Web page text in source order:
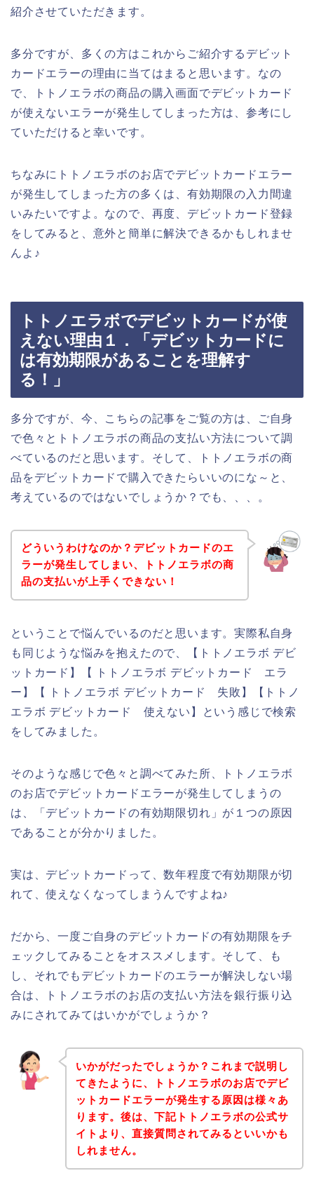
紹介させていただきます。
多分ですが、多くの方はこれからご紹介するデビット
カードエラーの理由に当てはまると思います。なの
で、トトノエラボの商品の購入画面でデビットカード
が使えないエラーが発生してしまった方は、参考にし
ていただけると幸いです。
ちなみにトトノエラボのお店でデビットカードエラー
が発生してしまった方の多くは、有効期限の入力間違
いみたいですよ。なので、再度、デビットカード登録
をしてみると、意外と簡単に解決できるかもしれませ
んよ♪
トトノエラボでデビットカードが使
えない理由１．「デビットカードに
は有効期限があることを理解す
る！」
多分ですが、今、こちらの記事をご覧の方は、ご自身
で色々とトトノエラボの商品の支払い方法について調
べているのだと思います。そして、トトノエラボの商
品をデビットカードで購入できたらいいのにな～と、
考えているのではないでしょうか？でも、、、。
どういうわけなのか？デビットカードのエ
ラーが発生してしまい、トトノエラボの商
品の支払いが上手くできない！
ということで悩んでいるのだと思います。実際私自身
も同じような悩みを抱えたので、【トトノエラボ デビ
ットカード】【 トトノエラボ デビットカード エラ
ー】【 トトノエラボ デビットカード 失敗】【トトノ
エラボ デビットカード 使えない】という感じで検索
をしてみました。
そのような感じで色々と調べてみた所、トトノエラボ
のお店でデビットカードエラーが発生してしまうの
は、「デビットカードの有効期限切れ」が１つの原因
であることが分かりました。
実は、デビットカードって、数年程度で有効期限が切
れて、使えなくなってしまうんですよね♪
だから、一度ご自身のデビットカードの有効期限をチ
ェックしてみることをオススメします。そして、も
し、それでもデビットカードのエラーが解決しない場
合は、トトノエラボのお店の支払い方法を銀行振り込
みにされてみてはいかがでしょうか？
いかがだったでしょうか？これまで説明し
てきたように、トトノエラボのお店でデビ
ットカードエラーが発生する原因は様々あ
ります。後は、下記トトノエラボの公式サ
イトより、直接質問されてみるといいかも
しれません。